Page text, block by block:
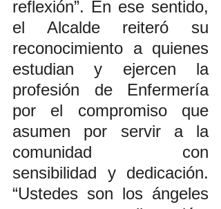
reflexión”. En ese sentido,
el Alcalde reiteró su
reconocimiento a quienes
estudian y ejercen la
profesión de Enfermería
por el compromiso que
asumen por servir a la
comunidad con
sensibilidad y dedicación.
“Ustedes son los ángeles